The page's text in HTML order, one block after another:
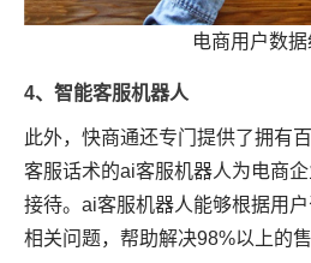
电商用户数
4、智能客服机器人
此外，快商通还专门提供了拥有
客服话术的ai客服机器人为电商
接待。ai客服机器人能够根据用
相关问题，帮助解决98%以上的